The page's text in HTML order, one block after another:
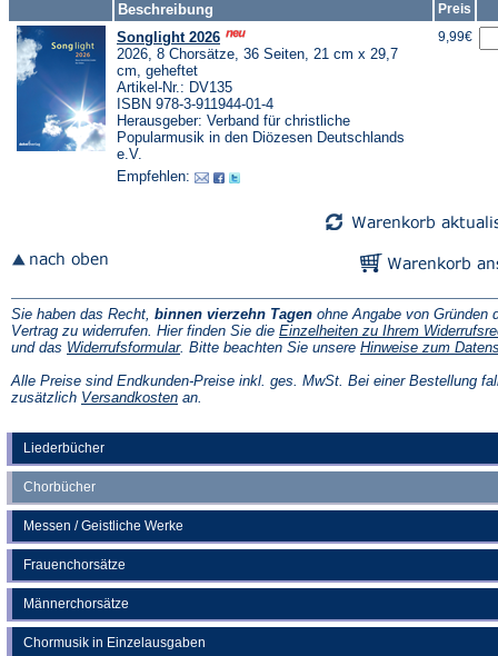
Liederbücher
Chorbücher
Messen / Geistliche Werke
Frauenchorsätze
Männerchorsätze
Chormusik in Einzelausgaben
Beschreibung
Preis
Songlight 2026
2026, 8 Chorsätze, 36 Seiten, 21 cm x 29,7
cm, geheftet
Artikel-Nr.: DV135
ISBN 978-3-911944-01-4
Herausgeber: Verband für christliche
Popularmusik in den Diözesen Deutschlands
e.V.
Empfehlen:
9,99€
Sie haben das Recht, binnen vierzehn Tagen ohne Angabe von Gründen
Vertrag zu widerrufen. Hier finden Sie die Einzelheiten zu Ihrem
und das Widerrufsformular(Öffnet
einem
neuen
. Bitte beachten Sie unsere Hinweise zum
Alle Preise sind Endkunden-Preise inkl. ges. MwSt. Bei einer Bestellung
zusätzlich Versandkosten(Öffnet
an.